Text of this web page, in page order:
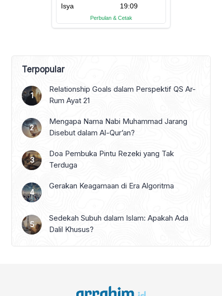
Terpopular
Relationship Goals dalam Perspektif QS Ar-
Rum Ayat 21
Mengapa Nama Nabi Muhammad Jarang
Disebut dalam Al-Qur’an?
Doa Pembuka Pintu Rezeki yang Tak
Terduga
Gerakan Keagamaan di Era Algoritma
Sedekah Subuh dalam Islam: Apakah Ada
Dalil Khusus?